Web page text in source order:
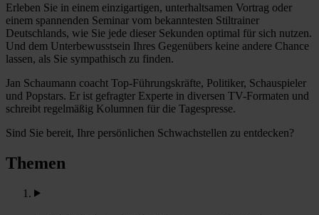
Erleben Sie in einem einzigartigen, unterhaltsamen Vortrag oder
einem spannenden Seminar vom bekanntesten Stiltrainer
Deutschlands, wie Sie jede dieser Sekunden optimal für sich nutzen.
Und dem Unterbewusstsein Ihres Gegenübers keine andere Chance
lassen, als Sie sympathisch zu finden.
Jan Schaumann coacht Top-Führungskräfte, Politiker, Schauspieler
und Popstars. Er ist gefragter Experte in diversen TV-Formaten und
schreibt regelmäßig Kolumnen für die Tagespresse.
Sind Sie bereit, Ihre persönlichen Schwachstellen zu entdecken?
Themen